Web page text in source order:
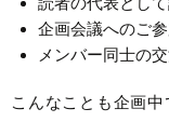
企画会議へのご
メンバー同士の
こんなことも企画中